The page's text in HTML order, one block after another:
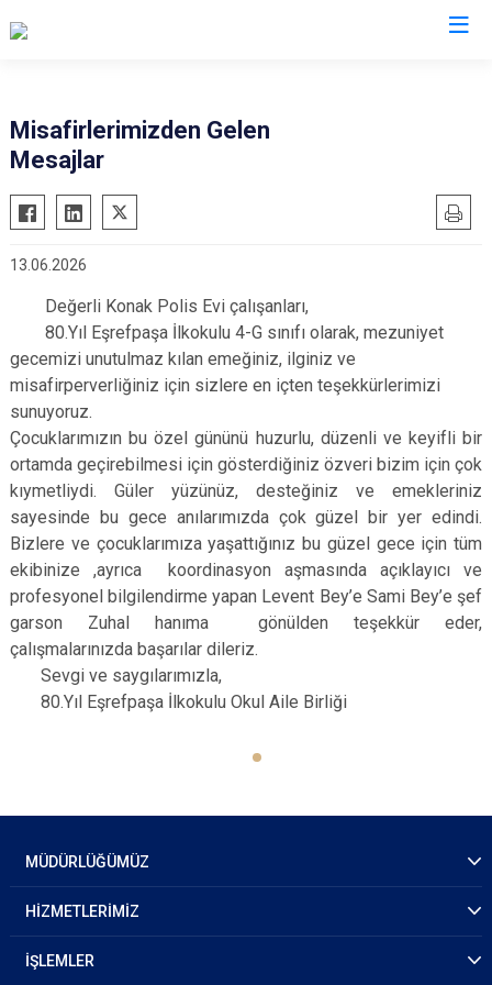
Misafirlerimizden Gelen
Mesajlar
13.06.2026
Değerli Konak Polis Evi çalışanları,
80.Yıl Eşrefpaşa İlkokulu 4-G sınıfı olarak, mezuniyet
gecemizi unutulmaz kılan emeğiniz, ilginiz ve
misafirperverliğiniz için sizlere en içten teşekkürlerimizi
sunuyoruz.
Çocuklarımızın bu özel gününü huzurlu, düzenli ve keyifli bir
ortamda geçirebilmesi için gösterdiğiniz özveri bizim için çok
kıymetliydi. Güler yüzünüz, desteğiniz ve emekleriniz
sayesinde bu gece anılarımızda çok güzel bir yer edindi.
Bizlere ve çocuklarımıza yaşattığınız bu güzel gece için tüm
ekibinize ,ayrıca koordinasyon aşmasında açıklayıcı ve
profesyonel bilgilendirme yapan Levent Bey’e Sami Bey’e şef
garson Zuhal hanıma gönülden teşekkür eder,
çalışmalarınızda başarılar dileriz.
Sevgi ve saygılarımızla,
80.Yıl Eşrefpaşa İlkokulu Okul Aile Birliği
MÜDÜRLÜĞÜMÜZ
HİZMETLERİMİZ
İŞLEMLER